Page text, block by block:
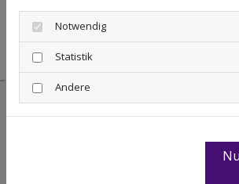
Aphasie (Sprachstörung
Hirnschädigung)
Vielfältige Therapien
Behandlungen für
Notwendig
Statistik
Andere